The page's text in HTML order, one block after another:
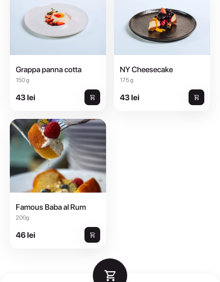
Grappa panna cotta
150 g
43 lei
NY Cheesecake
175 g
43 lei
Famous Baba al Rum
200g
46 lei